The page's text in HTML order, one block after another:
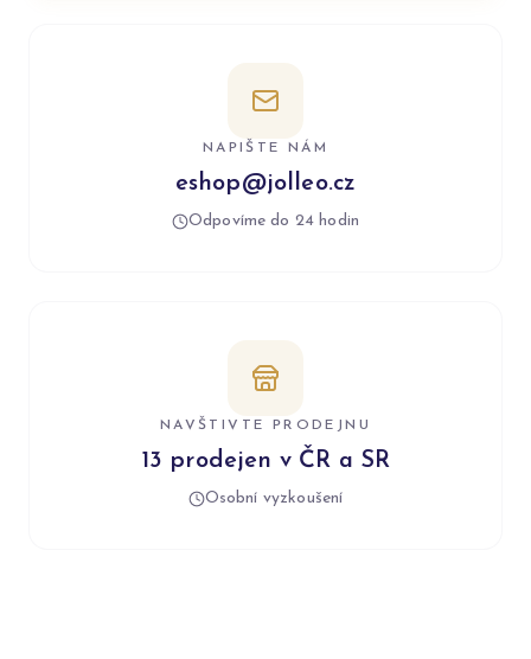
NAPIŠTE NÁM
eshop@jolleo.cz
Odpovíme do 24 hodin
NAVŠTIVTE PRODEJNU
13 prodejen v ČR a SR
Osobní vyzkoušení